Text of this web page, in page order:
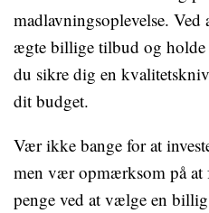
madlavningsoplevelse.
ægte billige tilbud og
du sikre dig en
dit budget.
Vær ikke bange for at
men vær opmærksom på at
penge ved at vælge en